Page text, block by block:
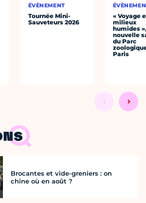
ÉVÈNEMENT
Tournée Mini-
Sauveteurs 2026
« Voyage
milieux
humides
nouvelle
du Parc
Paris
Brocantes et vide-greniers : on
chine où en août ?